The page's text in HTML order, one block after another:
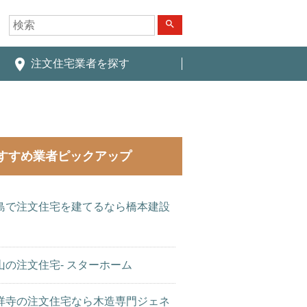
search
place 注文住宅業者を探す
すめ業者ピックアップ
で注文住宅を建てるなら橋本建設
の注文住宅- スターホーム
寺の注文住宅なら木造専門ジェネ